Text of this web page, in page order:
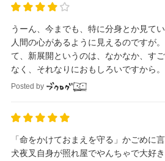
うーん、今までも、特に分身とか見て
人間の心があるように見えるのですが
て、新展開というのは、なかなか、す
なく、それなりにおもしろいですから。
Posted by
「命をかけておまえを守る」かごめに
犬夜叉自身が照れ屋でやんちゃで大好